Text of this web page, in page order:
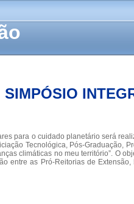
SIMPÓSIO
para o cuidado planetário será
Tecnológica, Pós-Graduação,
climáticas no meu território”. O
entre as Pró-Reitorias de